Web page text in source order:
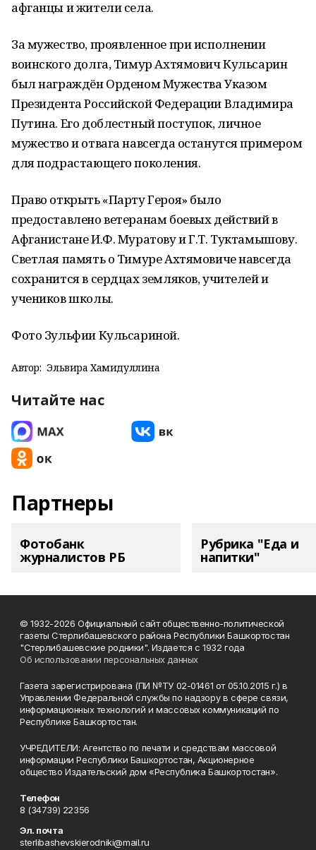
афганцы и жители села.
За мужество, проявленное при исполнении
воинского долга, Тимур Ахтямович Кульсарин
был награждён Орденом Мужества Указом
Президента Российской Федерации Владимира
Путина. Его доблестный поступок, личное
мужество и отвага навсегда останутся примером
для подрастающего поколения.
Право открыть «Парту Героя» было
предоставлено ветеранам боевых действий в
Афганистане И.Ф. Муратову и Г.Т. Туктамышову.
Светлая память о Тимуре Ахтямовиче навсегда
сохранится в сердцах земляков, учителей и
учеников школы.
Фото Зульфии Кульсариной.
Автор: Эльвира Хамидуллина
Читайте нас
Партнеры
Фотобанк
журналистов РБ
Рубрика "Еда и
напитки"
© 1932-2026 Официальный сайт общественно-политической
газеты Стерлибашевского района Республики Башкортостан
"Стерлибашевские родники". Издается с 1932 года
Об использовании персональных данных
Газета зарегистрирована (ПИ №ТУ 02-01461 от 05.10.2015 г.) в
Управлении Федеральной службы по надзору в сфере связи,
информационных технологий и массовых коммуникаций по
Республике Башкортостан.
УЧРЕДИТЕЛИ: Агентство по печати и средствам массовой
информации Республики Башкортостан, Акционерное
общество Издательский дом «Республика Башкортостан».
Телефон
8 (34739) 22356
Эл. почта
sterlibashevskierodniki@mail.ru